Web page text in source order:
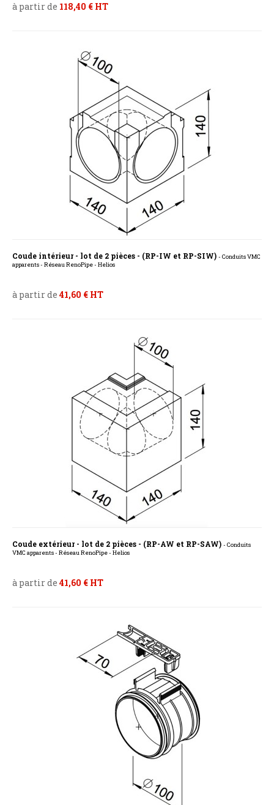
à partir de 118,40 € HT
Coude intérieur - lot de 2 pièces - (RP-IW et RP-SIW) - Conduits VMC
apparents - Réseau RenoPipe - Helios
à partir de 41,60 € HT
Coude extérieur - lot de 2 pièces - (RP-AW et RP-SAW) - Conduits
VMC apparents - Réseau RenoPipe - Helios
à partir de 41,60 € HT